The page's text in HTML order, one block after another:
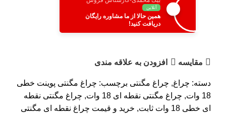
آنلاین
همین حالا از ما مشاوره رایگان
دریافت کنید!
مقایسه افزودن به علاقه مندی
دسته: چراغ, چراغ مگنتی برچسب: چراغ مگنتی پوینت خطی
18 وات
, چراغ مگنتی نقطه ای 18 وات , چراغ مگنتی نقطه
ای خطی 18 وات ثابت
, خرید و قیمت چراغ نقطه ای مگنتی